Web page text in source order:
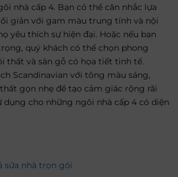
nhà cấp 4. Bạn có thể cân nhắc lựa
giản với gam màu trung tính và nội
yêu thích sự hiện đại. Hoặc nếu bạn
quý khách có thể chọn phong
thất và sàn gỗ có họa tiết tinh tế.
Scandinavian với tông màu sáng,
gọn nhẹ để tạo cảm giác rộng rãi
dụng cho những ngôi nhà cấp 4 có diện
sửa nhà trọn gói